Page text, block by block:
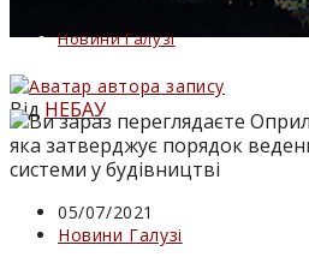
Новини Галузі
Від НЕБАУ
Запис
опубліковано:
05/07/2021
Категорія
Новини Галузі